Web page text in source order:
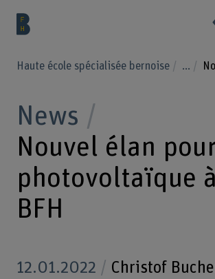
Haute école spécialisée bernoise ...
News
Nouvel élan
photovoltaïque
BFH
12.01.2022
Christof